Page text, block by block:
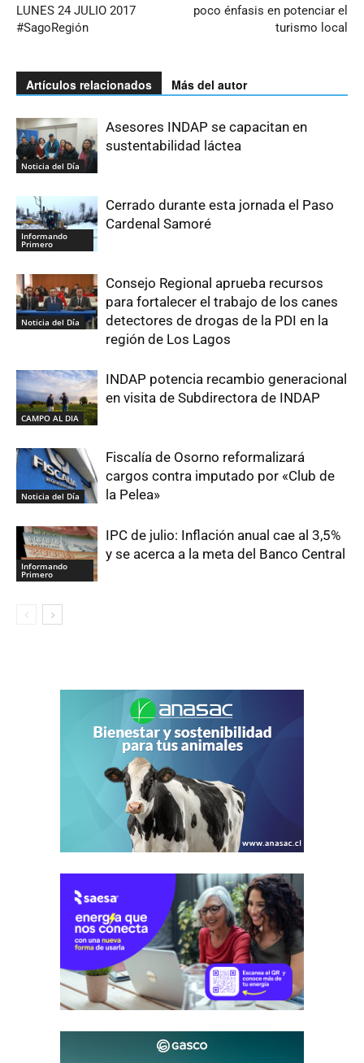
LUNES 24 JULIO 2017
#SagoRegión
poco énfasis en potenciar el
turismo local
Artículos relacionados Más del autor
Noticia del Día
Asesores INDAP se capacitan en
sustentabilidad láctea
Informando
Primero
Cerrado durante esta jornada el Paso
Cardenal Samoré
Noticia del Día
Consejo Regional aprueba recursos
para fortalecer el trabajo de los canes
detectores de drogas de la PDI en la
región de Los Lagos
CAMPO AL DIA
INDAP potencia recambio generacional
en visita de Subdirectora de INDAP
Noticia del Día
Fiscalía de Osorno reformalizará
cargos contra imputado por «Club de
la Pelea»
Informando
Primero
IPC de julio: Inflación anual cae al 3,5%
y se acerca a la meta del Banco Central